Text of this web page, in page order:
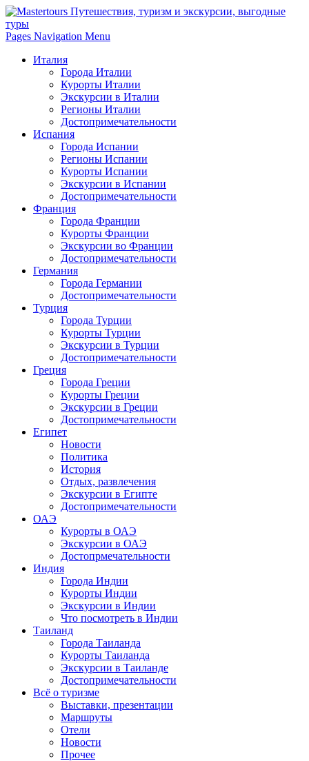
Pages Navigation Menu
Италия
Города Италии
Курорты Италии
Экскурсии в Италии
Регионы Италии
Достопримечательности
Испания
Города Испании
Регионы Испании
Курорты Испании
Экскурсии в Испании
Достопримечательности
Франция
Города Франции
Курорты Франции
Экскурсии во Франции
Достопримечательности
Германия
Города Германии
Достопримечательности
Турция
Города Турции
Курорты Турции
Экскурсии в Турции
Достопримечательности
Греция
Города Греции
Курорты Греции
Экскурсии в Греции
Достопримечательности
Египет
Новости
Политика
История
Отдых, развлечения
Экскурсии в Египте
Достопримечательности
ОАЭ
Курорты в ОАЭ
Экскурсии в ОАЭ
Достопрмечательности
Индия
Города Индии
Курорты Индии
Экскурсии в Индии
Что посмотреть в Индии
Таиланд
Города Таиланда
Курорты Таиланда
Экскурсии в Таиланде
Достопримечательности
Всё о туризме
Выставки, презентации
Маршруты
Отели
Новости
Прочее